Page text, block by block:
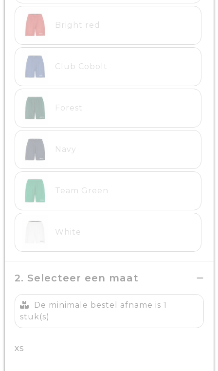
Bright red
Club Cobolt
Forest
Navy
Team Green
White
2. Selecteer een maat
De minimale bestel afname is 1
stuk(s)
XS